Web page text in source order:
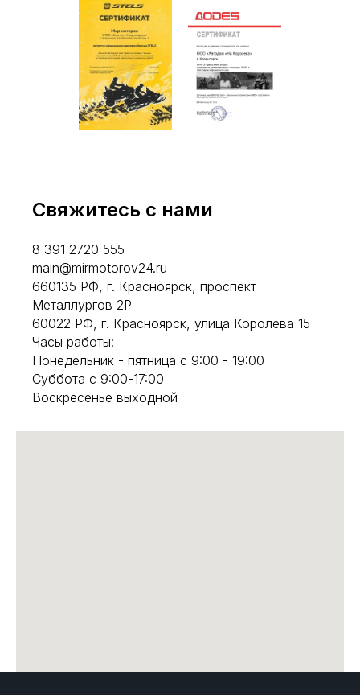
Свяжитесь с нами
8 391 2720 555
main@mirmotorov24.ru
660135 РФ, г. Красноярск, проспект
Металлургов 2Р
60022 РФ, г. Красноярск, улица Королева 15
Часы работы:
Понедельник - пятница с 9:00 - 19:00
Суббота с 9:00-17:00
Воскресенье выходной